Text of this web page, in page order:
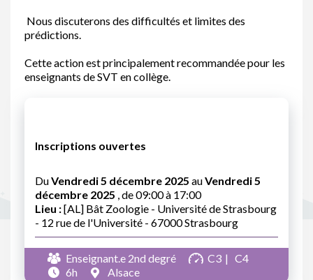
Nous discuterons des difficultés et limites des
prédictions.
Cette action est principalement recommandée pour les
enseignants de SVT en collège.
Inscriptions ouvertes
DuVendredi 5 décembre 2025 auVendredi 5
décembre 2025 , de 09:00 à 17:00
Lieu :[AL] Bât Zoologie - Université de Strasbourg
- 12 rue de l'Université - 67000 Strasbourg
Enseignant.e 2nd degré C3
C4
6h
Alsace